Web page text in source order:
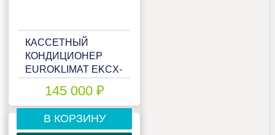
КАССЕТНЫЙ
КОНДИЦИОНЕР
EUROKLIMAT EKCX-
100HNN/EKA-FCX
145 000 ₽
В КОРЗИНУ